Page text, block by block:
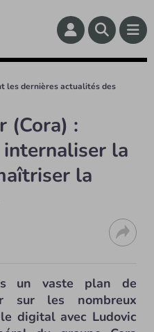
les dernières actualités des
(Cora) :
la
la
un vaste plan de
sur les nombreux
digital avec Ludovic